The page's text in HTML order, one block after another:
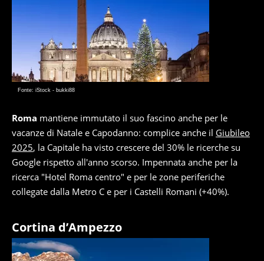
Fonte: iStock - bukki88
Roma mantiene immutato il suo fascino anche per le
vacanze di Natale e Capodanno: complice anche il Giubileo
2025, la Capitale ha visto crescere del 30% le ricerche su
Google rispetto all'anno scorso. Impennata anche per la
ricerca "Hotel Roma centro" e per le zone periferiche
collegate dalla Metro C e per i Castelli Romani (+40%).
Cortina d’Ampezzo